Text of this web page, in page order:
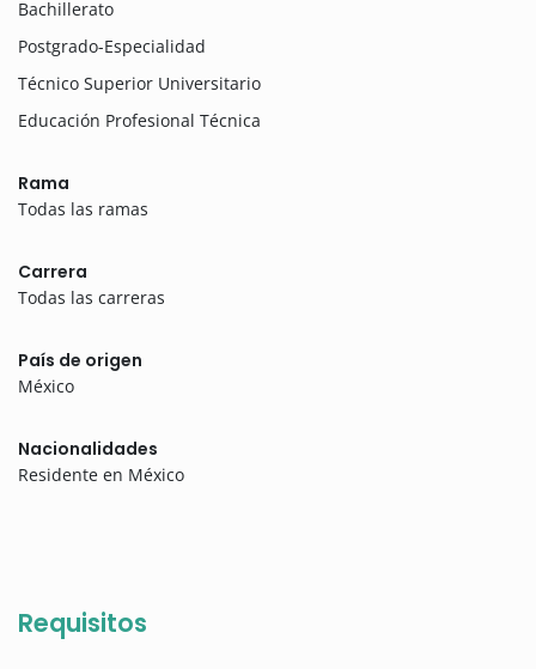
Bachillerato
Postgrado-Especialidad
Técnico Superior Universitario
Educación Profesional Técnica
Rama
Todas las ramas
Carrera
Todas las carreras
País de origen
México
Nacionalidades
Residente en México
Requisitos